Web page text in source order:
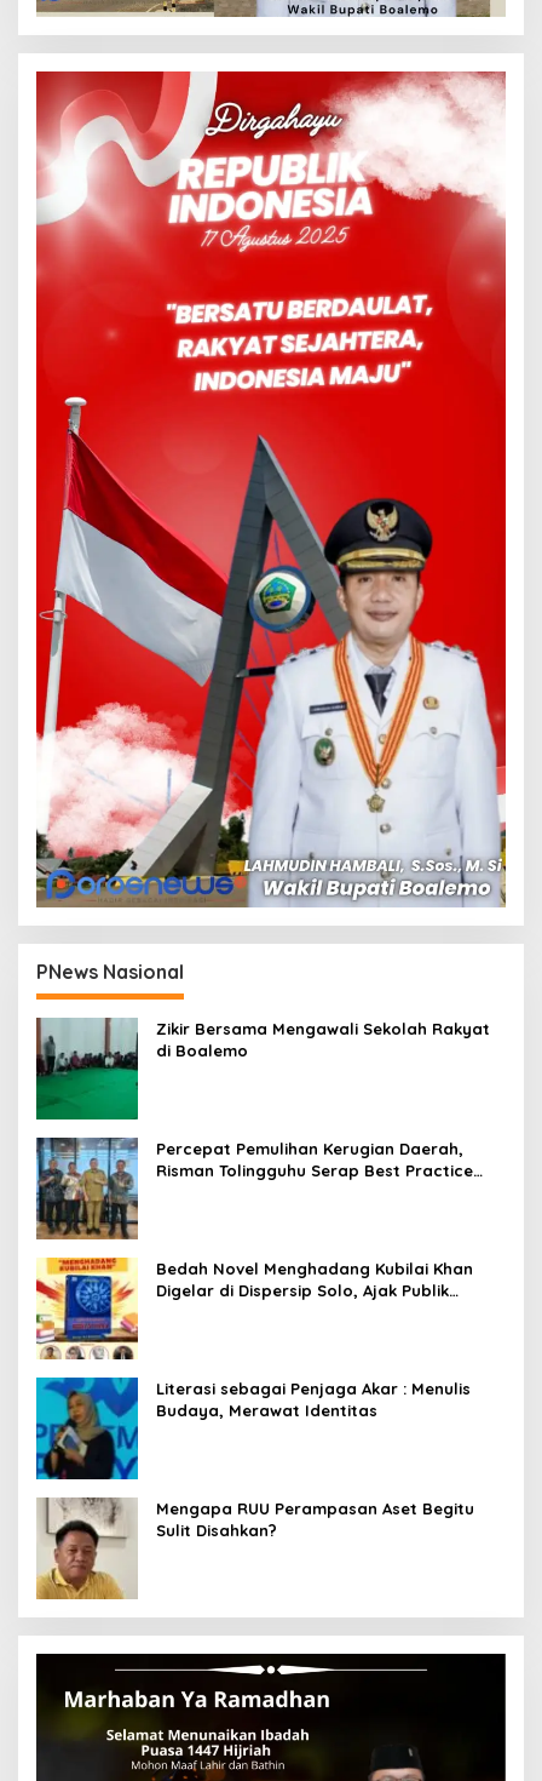
PNews Nasional
Zikir Bersama Mengawali Sekolah Rakyat
di Boalemo
Percepat Pemulihan Kerugian Daerah,
Risman Tolingguhu Serap Best Practice
Bedah Novel Menghadang Kubilai Khan
Digelar di Dispersip Solo, Ajak Publik
Literasi sebagai Penjaga Akar : Menulis
Budaya, Merawat Identitas
Mengapa RUU Perampasan Aset Begitu
Sulit Disahkan?